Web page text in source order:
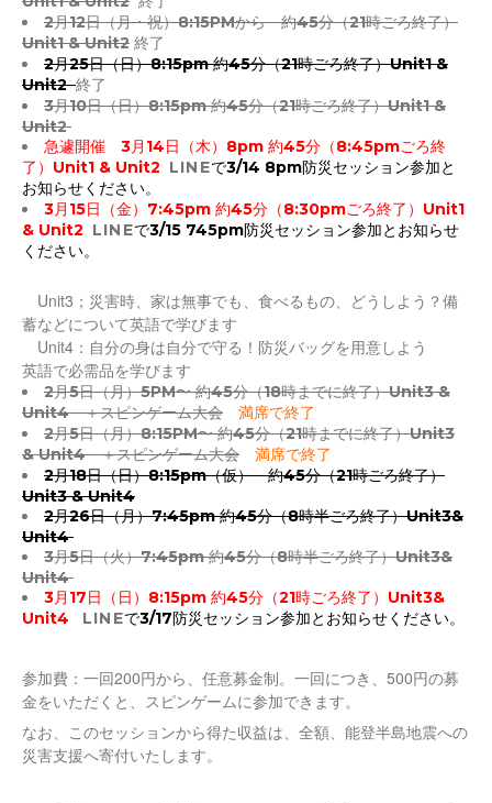
2月12日（月・祝）8:15PMから 約45分（21時ごろ終了）
Unit1 & Unit2 終了
2月25日（日）8:15pm 約45分（21時ごろ終了）Unit1 &
Unit2終了
3月10日（日）8:15pm 約45分（21時ごろ終了）Unit1 &
Unit2
急遽開催 3月14日（木）8pm 約45分（8:45pmごろ終
了）Unit1 & Unit2 LINEで3/14 8pm防災セッション参加と
お知らせください。
3月15日（金）7:45pm 約45分（8:30pmごろ終了）Unit1
& Unit2 LINEで3/15 745pm防災セッション参加とお知らせ
ください。
Unit3；災害時、家は無事でも、食べるもの、どうしよう ？備
蓄などについて英語で学びます
Unit4：自分の身は自分で守る！防災バッグを用意しよう
英語で必需品を学びます
2月5日（月）5PM〜 約45分（18時までに終了）Unit3 &
Unit4 ＋スピンゲーム大会
満席で終了
2月5日（月）8:15PM〜 約45分（21時までに終了）Unit3
& Unit4 ＋スピンゲーム大会
満席で終了
2月18日（日）8:15pm（仮） 約45分（21時ごろ終了）
Unit3 & Unit4
2月26日（月）7:45pm 約45分（8時半ごろ終了）Unit3&
Unit4
3月5日（火）7:45pm 約45分（8時半ごろ終了）Unit3&
Unit4
3月17日（日）8:15pm 約45分（21時ごろ終了）Unit3&
Unit4
LINEで3/17防災セッション参加とお知らせください。
参加費：一回200円から、任意募金制。一回につき、500円の募
金をいただくと、スピンゲームに参加できます。
なお、このセッションから得た収益は、全額、能登半島地震への
災害支援へ寄付いたします。